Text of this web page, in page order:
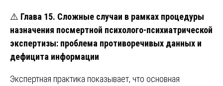
⚠️ Глава 15. Сложные случаи в рамках процедуры
назначения посмертной психолого-психиатрической
экспертизы: проблема противоречивых данных и
дефицита информации
Экспертная практика показывает, что основная